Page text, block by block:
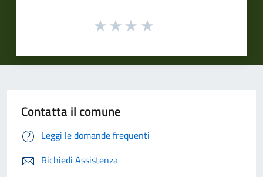
Contatta il comune
Leggi le domande frequenti
Richiedi Assistenza